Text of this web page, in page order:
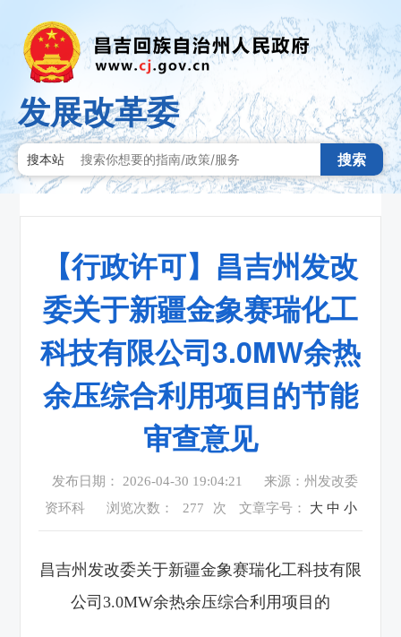
发展改革委
搜本站 搜索
【行政许可】昌吉州发改
委关于新疆金象赛瑞化工
科技有限公司3.0MW余热
余压综合利用项目的节能
审查意见
发布日期： 2026-04-30 19:04:21
来源：州发改委
资环科
浏览次数： 277 次 文章字号： 大 中 小
昌吉州发改委关于新疆金象赛瑞化工科技有限
公司3.0MW余热余压综合利用项目的